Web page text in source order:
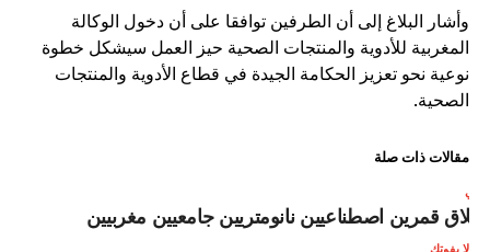
وأشار البلاغ إلى أن الطرفين توافقا على أن دخول الوكالة
المغربية للأدوية والمنتجات الصحية حيز العمل سيشكل خطوة
نوعية نحو تعزيز الحكامة الجيدة في قطاع الأدوية والمنتجات
الصحية.
مقالات ذات صلة
قمرين اصطناعيين نانومتريين جامعيين مغربيين
لا يفوتك